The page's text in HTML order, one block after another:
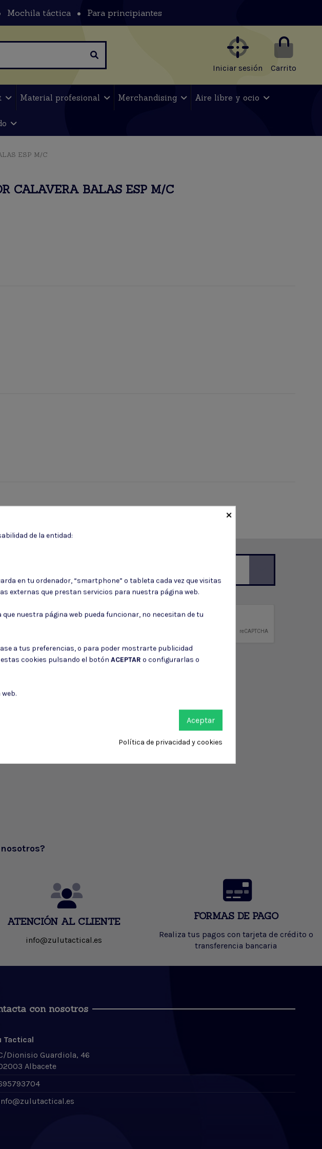
Mochila táctica Para principiantes
Iniciar sesión Carrito
Material profesional Merchandising Aire libre y ocio
ESP M/C
CALAVERA BALAS ESP M/C
ello, consulte nuestra información de contacto en el aviso legal.
indicados en laPolítica de privacidad
recibir publicidad de su entidad.
ATENCIÓN AL CLIENTE
info@zulutactical.es
FORMAS DE PAGO
Realiza tus pagos con tarjeta de crédito o
transferencia bancaria
con nosotros
Tactical
Dionisio Guardiola, 46
Albacete
×
de la entidad:
en tu ordenador, “smartphone” o tableta cada vez que visitas
externas que prestan servicios para nuestra página web.
nuestra página web pueda funcionar, no necesitan de tu
a tus preferencias, o para poder mostrarte publicidad
cookies pulsando el botón ACEPTAR o configurarlas o
Aceptar
Política de privacidad y cookies